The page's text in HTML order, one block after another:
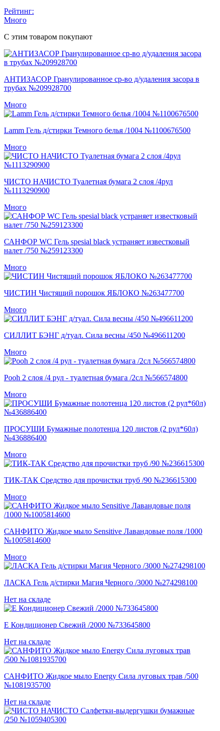
Рейтинг:
Много
С этим товаром покупают
АНТИЗАСОР Гранулированное ср-во д/удаления засора в
трубах №209928700
Много
Lamm Гель д/стирки Темного белья /1004 №1100676500
Много
ЧИСТО НАЧИСТО Туалетная бумага 2 слоя /4рул
№1113290900
Много
САНФОР WC Гель spesial black устраняет известковый
налет /750 №259123300
Много
ЧИСТИН Чистящий порошок ЯБЛОКО №263477700
Много
СИЛЛИТ БЭНГ д/туал. Сила весны /450 №496611200
Много
Pooh 2 слоя /4 рул - туалетная бумага /2сл №566574800
Много
ПРОСУШИ Бумажные полотенца 120 листов (2 рул*60л)
№436886400
Много
ТИК-ТАК Средство для прочистки труб /90 №236615300
Много
САНФИТО Жидкое мыло Sensitive Лавандовые поля /1000
№1005814600
Много
ЛАСКА Гель д/стирки Магия Черного /3000 №274298100
Нет на складе
Е Кондиционер Свежий /2000 №733645800
Нет на складе
САНФИТО Жидкое мыло Energy Сила луговых трав /500
№1081935700
Нет на складе